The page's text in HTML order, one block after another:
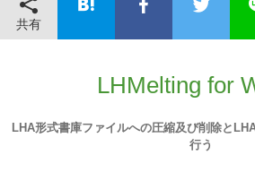
共有
LHMelting for
LHA形式書庫ファイルへの圧縮及び削除と
行う